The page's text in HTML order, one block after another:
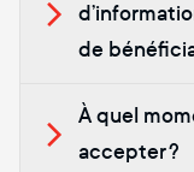
de
À quel
accepter ?